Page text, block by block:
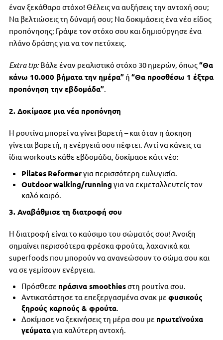
έναν ξεκάθαρο στόχο! Θέλεις να αυξήσεις την αντοχή σου;
Να βελτιώσεις τη δύναμή σου; Να δοκιμάσεις ένα νέο είδος
προπόνησης; Γράψε τον στόχο σου και δημιούργησε ένα
πλάνο δράσης για να τον πετύχεις.
Extra tip:Βάλε έναν ρεαλιστικό στόχο 30 ημερών, όπως“Θα
κάνω 10.000 βήματα την ημέρα”ή “Θα προσθέσω 1 έξτρα
προπόνηση την εβδομάδα”.
2. Δοκίμασε μια νέα προπόνηση
Η ρουτίνα μπορεί να γίνει βαρετή – και όταν η άσκηση
γίνεται βαρετή, η ενέργειά σου πέφτει. Αντί να κάνεις τα
ίδια workouts κάθε εβδομάδα, δοκίμασε κάτι νέο:
Pilates Reformerγια περισσότερη ευλυγισία.
Outdoorwalking/running για να εκμεταλλευτείς τον
καλό καιρό.
3. Αναβάθμισε τη διατροφή σου
Η διατροφή είναι το καύσιμο του σώματός σου! Άνοιξη
σημαίνει περισσότερα φρέσκα φρούτα, λαχανικά και
superfoods που μπορούν να ανανεώσουν το σώμα σου και
να σε γεμίσουν ενέργεια.
Πρόσθεσε πράσινα smoothiesστη ρουτίνα σου.
Αντικατάστησε τα επεξεργασμένα σνακ με φυσικούς
ξηρούς καρπούς & φρούτα.
Δοκίμασε να ξεκινήσεις τη μέρα σου με πρωτεϊνούχα
γεύματαγια καλύτερη αντοχή.